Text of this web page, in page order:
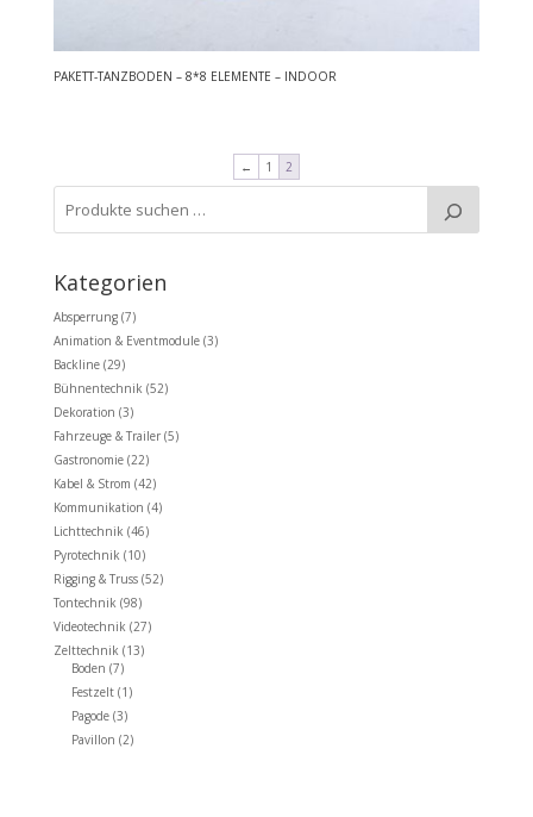
PAKETT-TANZBODEN – 8*8 ELEMENTE – INDOOR
← 1 2
Kategorien
Absperrung (7)
Animation & Eventmodule (3)
Backline (29)
Bühnentechnik (52)
Dekoration (3)
Fahrzeuge & Trailer (5)
Gastronomie (22)
Kabel & Strom (42)
Kommunikation (4)
Lichttechnik (46)
Pyrotechnik (10)
Rigging & Truss (52)
Tontechnik (98)
Videotechnik (27)
Zelttechnik (13)
Boden (7)
Festzelt (1)
Pagode (3)
Pavillon (2)